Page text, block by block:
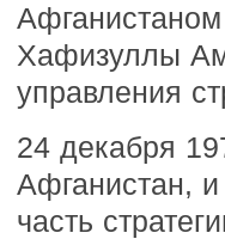
Хафизуллы
управления
24 декабря
Афганистан,
часть